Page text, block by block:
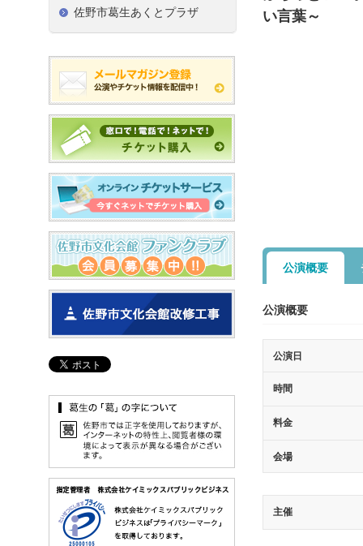
い言葉～
公演概要
公演概要
公演日
時間
料金
会場
主催
佐野市葛生あくとプラザ